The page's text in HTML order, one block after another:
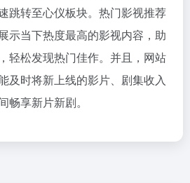
跳转至心仪板块。热门影视推荐
示当下热度最高的影视内容，助
轻松发现热门佳作。并且，网站
及时将新上线的影片、剧集收入
畅享新片新剧。